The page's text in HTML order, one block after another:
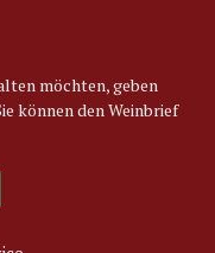
möchten, geben
können den Weinbrief